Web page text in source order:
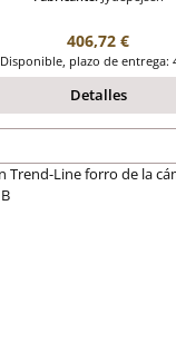
Precio normal:
406,72 €
Disponible, plazo de entrega:
Detalles